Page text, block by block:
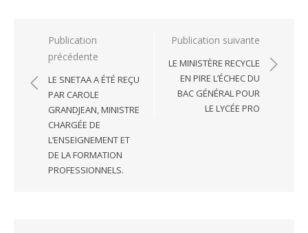
Navigation
l’article
Publication
précédente
LE SNETAA A ÉTÉ REÇU
PAR CAROLE
GRANDJEAN, MINISTRE
CHARGÉE DE
L’ENSEIGNEMENT ET
DE LA FORMATION
PROFESSIONNELS.
Publication suivante
LE MINISTÈRE RECYCLE
EN PIRE L’ÉCHEC DU
BAC GÉNÉRAL POUR
LE LYCÉE PRO